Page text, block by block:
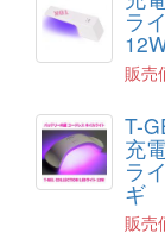
ラ
販売
T-
充
ラ
ギ
販売